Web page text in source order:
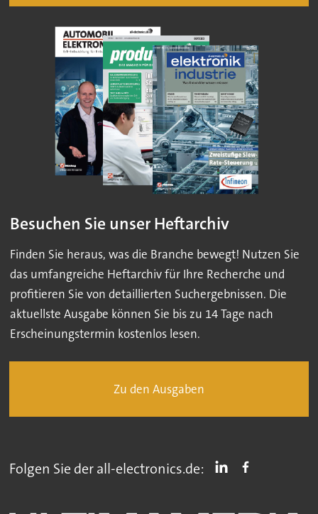
Besuchen Sie unser Heftarchiv
Finden Sie heraus, was die Branche bewegt! Nutzen Sie
das umfangreiche Heftarchiv für Ihre Recherche und
profitieren Sie von detaillierten Suchergebnissen. Die
aktuellste Ausgabe können Sie bis zu 14 Tage nach
Erscheinungstermin kostenlos lesen.
Zu den Ausgaben
Folgen Sie der all-electronics.de: